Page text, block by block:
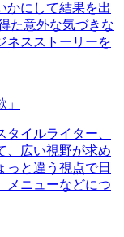
かにして結果を出
た意外な気づきな
ネスストーリーを
イルライター、
、広い視野が求め
っと違う視点で日
メニューなどにつ